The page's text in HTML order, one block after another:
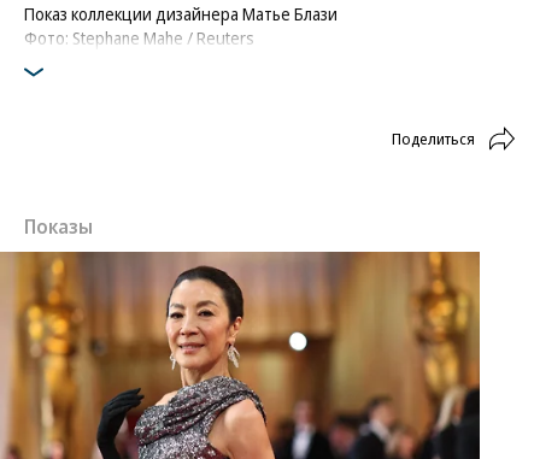
Показ коллекции дизайнера Матье Блази
Фото: Stephane Mahe / Reuters
Поделиться
Показы